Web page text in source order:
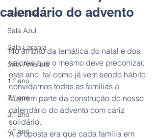
Sala Lilás
Sala Azul
Sala Laranja
Sala Amarela
1.º ano
2.º ano
3.º ano
4.º ano
calendário do advento
No âmbito da temática do natal e dos
valores que o mesmo deve preconizar,
este ano, tal como já vem sendo hábito
convidamos todas as famílias a
fazerem parte da construção do nosso
calendário do advento com cariz
solidário.
A proposta era que cada família em